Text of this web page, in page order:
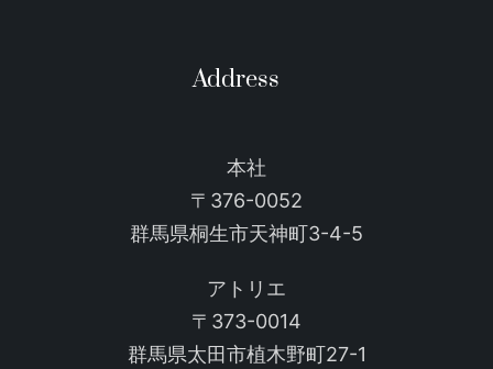
Address
本社
〒376-0052
群馬県桐生市天神町3-4-5
アトリエ
〒373-0014
群馬県太田市植木野町27-1